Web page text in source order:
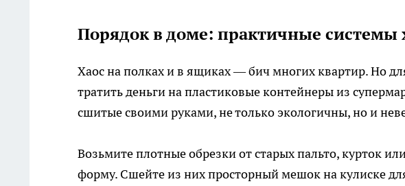
Порядок в доме: практичные системы
Хаос на полках и в ящиках — бич многих квартир. Но
тратить деньги на пластиковые контейнеры из
сшитые своими руками, не только экологичны, но и
Возьмите плотные обрезки от старых пальто, курток
форму. Сшейте из них просторный мешок на кулиске